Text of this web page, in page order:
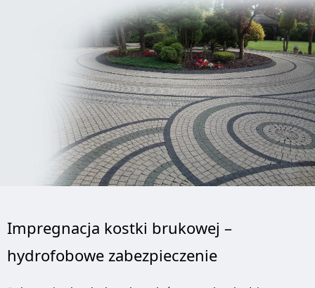
Impregnacja kostki brukowej –
hydrofobowe zabezpieczenie